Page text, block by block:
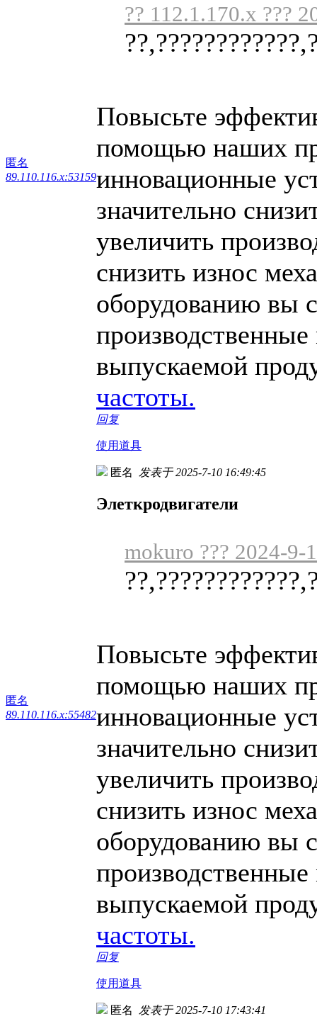
匿名
89.110.116.x:53159
?? 112.1.170.x ???
Повысьте
помощью наших
инновационные
значительно
увеличить
снизить износ
оборудованию вы
выпускаемой
частоты.
回复
使用道具
匿名
89.110.116.x:55482
匿名 发表于 2025-7-10 16:49:45
Элеткродвигатели
mokuro ??? 2024-9-
Повысьте
помощью наших
инновационные
значительно
увеличить
снизить износ
оборудованию вы
выпускаемой
частоты.
回复
使用道具
匿名 发表于 2025-7-10 17:43:41